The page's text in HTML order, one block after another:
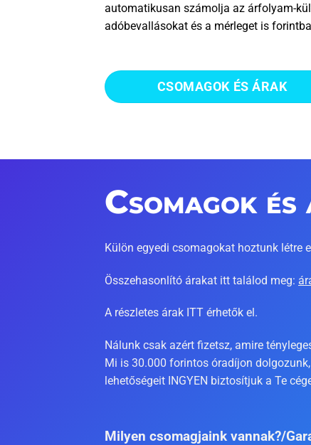
automatikusan számolja az árfolyam-
adóbevallásokat és a mérleget is
CSOMAGOK ÉS ÁRAK
Csomagok
Külön egyedi csomagokat hoztunk létre
Összehasonlító árakat itt találod meg:
A részletes árak ITT érhetők el.
Nálunk csak azért fizetsz, amire
Mi is 30.000 forintos óradíjon
lehetőségeit INGYEN biztosítjuk a Te
Milyen csomagjaink vannak?/